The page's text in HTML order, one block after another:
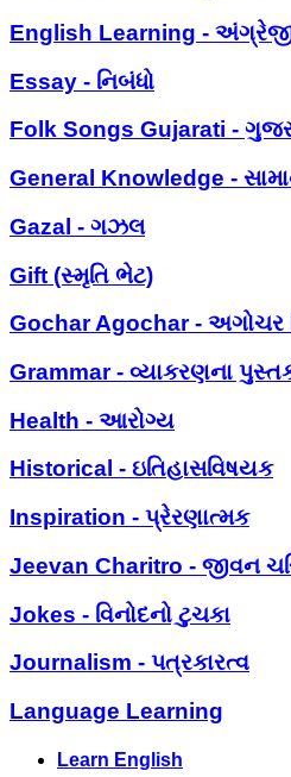
English Learning -
Essay - નિબંધો
Folk Songs Gujarati -
General Knowledge -
Gazal - ગઝલ
Gift (સ્મૃતિ ભેટ)
Gochar Agochar - અગોચર
Grammar - વ્યાકરણના
Health - આરોગ્ય
Historical - ઇતિહાસવિષયક
Inspiration - પ્રેરણાત્મક
Jeevan Charitro - જીવન
Jokes - વિનોદનો ટુચકા
Journalism - પત્રકારત્વ
Language Learning
Learn English